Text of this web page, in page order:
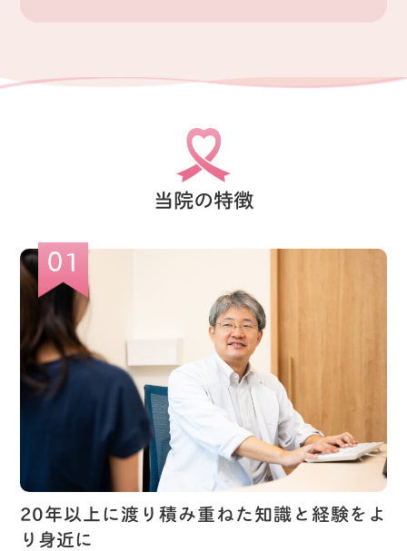
スタッフが聞き取って記載する等の対応は出来ま
きちんとした意思疎通が出来ないと誤診につなが
私もスタッフも日本語以外の言語に精通している者
は一人もおりません。
籍の方でもきちんと診察致しますのでご安心くだ
さい。
ご理解の程、宜しくお願い申し上げます。
院長
予約のキャンセルに関して
最近、予約日当日のキャンセルや連絡無しの無断
キャンセルの方が多く見受けられます。
来院される患者さんが増えてきており、
当院の特徴
01
20年以上に渡り積み重ねた知識と経験をよ
り身近に